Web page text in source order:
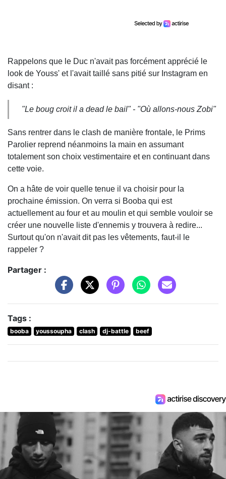
Rappelons que le Duc n'avait pas forcément apprécié le
look de Youss' et l'avait taillé sans pitié sur Instagram en
disant :
"Le boug croit il a dead le bail" - "Où allons-nous Zobi"
Sans rentrer dans le clash de manière frontale, le Prims
Parolier reprend néanmoins la main en assumant
totalement son choix vestimentaire et en continuant dans
cette voie.
On a hâte de voir quelle tenue il va choisir pour la
prochaine émission. On verra si Booba qui est
actuellement au four et au moulin et qui semble vouloir se
créer une nouvelle liste d'ennemis y trouvera à redire...
Surtout qu'on n'avait dit pas les vêtements, faut-il le
rappeler ?
Partager :
Tags :
booba youssoupha clash dj-battle beef